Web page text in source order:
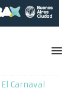
El Carnaval